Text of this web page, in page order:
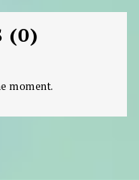
(0)
moment.